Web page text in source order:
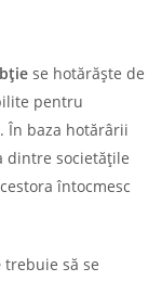
se hotărăște de
pentru
În baza hotărârii
dintre societăţile
întocmesc
trebuie să se